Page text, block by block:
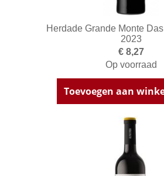
Herdade Grande Monte
2023
€ 8,27
Op voorraad
Toevoegen aan